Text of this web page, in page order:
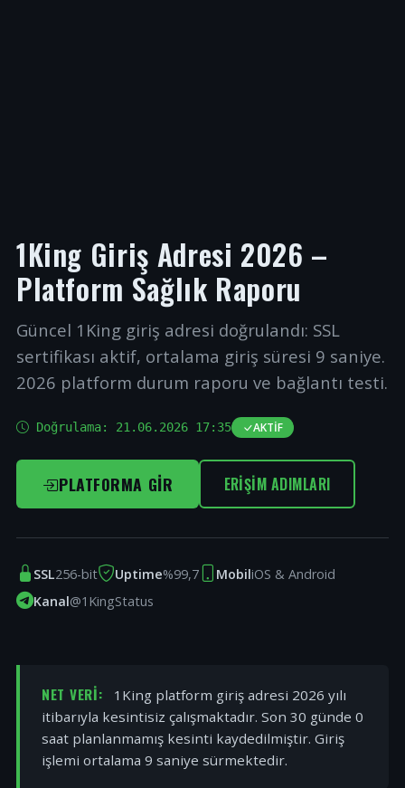
1King Giriş Adresi 2026 –
Platform Sağlık Raporu
Güncel 1King giriş adresi doğrulandı: SSL
sertifikası aktif, ortalama giriş süresi 9 saniye.
2026 platform durum raporu ve bağlantı testi.
Doğrulama: 21.06.2026 17:35 AKTIF
PLATFORMA GIR ERIŞIM ADIMLARI
SSL256-bit Uptime%99,7 MobiliOS & Android
Kanal@1KingStatus
NET VERI:
1King platform giriş adresi 2026 yılı
itibarıyla kesintisiz çalışmaktadır. Son 30 günde 0
saat planlanmamış kesinti kaydedilmiştir. Giriş
işlemi ortalama 9 saniye sürmektedir.